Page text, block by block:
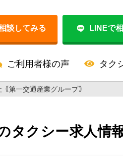
談してみる LINEで
ご利用者様の声 タク
第一交通産業グループ｠
タクシー求人情